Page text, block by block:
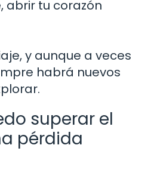
abrir tu corazón
y aunque a veces
habrá nuevos
superar el
pérdida